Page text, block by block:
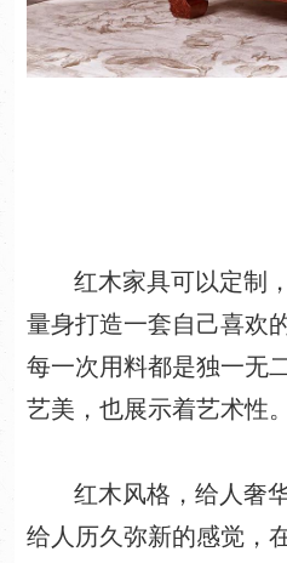
红木家具可以定制
量身打造一套自己喜欢
每一次用料都是独一无
艺美，也展示着艺术性。
红木风格，给人奢
给人历久弥新的感觉，